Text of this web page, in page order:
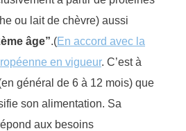
ou lait de chèvre) aussi
âge”.(En accord avec la
en vigueur. C’est à
général de 6 à 12 mois) que
son alimentation. Sa
aux besoins